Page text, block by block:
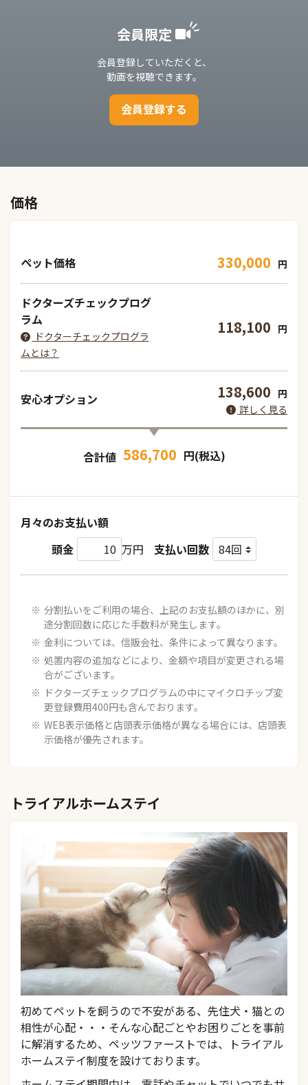
会員限定
会員登録していただくと、
動画を視聴できます。
会員登録する
価格
ペット価格 330,000 円
ドクターズチェックプログ
ラム
ドクターチェックプログラ
ムとは？
118,100 円
安心オプション 138,600 円
詳しく見る
合計値 586,700 円(税込)
月々のお支払い額
頭金
万円 支払い回数
分割払いをご利用の場合、上記のお支払額のほかに、別
途分割回数に応じた手数料が発生します。
金利については、信販会社、条件によって異なります。
処置内容の追加などにより、金額や項目が変更される場
合がございます。
ドクターズチェックプログラムの中にマイクロチップ変
更登録費用400円も含んでおります。
WEB表示価格と店頭表示価格が異なる場合には、店頭表
示価格が優先されます。
トライアルホームステイ
初めてペットを飼うので不安がある、先住犬・猫との
相性が心配・・・そんな心配ごとやお困りごとを事前
に解消するため、ペッツファーストでは、トライアル
ホームステイ制度を設けております。